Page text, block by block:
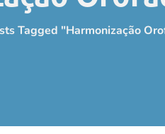
Tagged "harmonização